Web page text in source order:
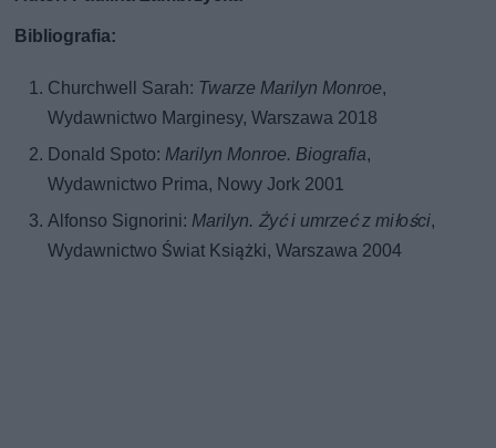
Bibliografia:
Churchwell Sarah: Twarze Marilyn Monroe,
Wydawnictwo Marginesy, Warszawa 2018
Donald Spoto:Marilyn Monroe. Biografia,
Wydawnictwo Prima, Nowy Jork 2001
Alfonso Signorini:Marilyn. Żyć i umrzeć z miłości,
Wydawnictwo Świat Książki, Warszawa 2004